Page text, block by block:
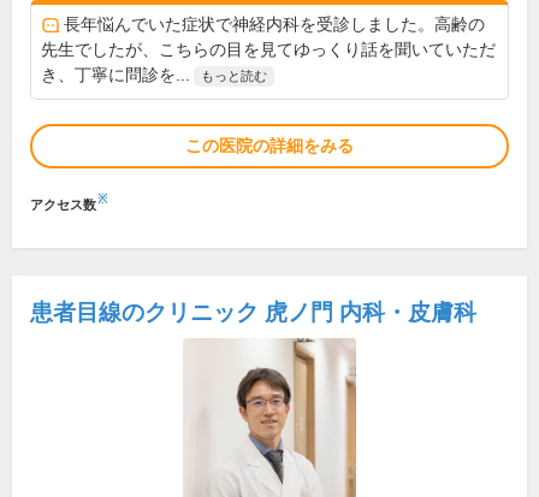
長年悩んでいた症状で神経内科を受診しました。高齢の
先生でしたが、こちらの目を見てゆっくり話を聞いていただ
き、丁寧に問診を...
もっと読む
この医院の詳細をみる
アクセス数※
患者目線のクリニック 虎ノ門 内科・皮膚科